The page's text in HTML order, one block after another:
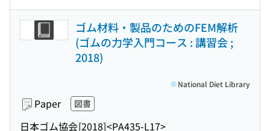
ゴム材料・製品のためのFEM解析
(ゴムの力学入門コース : 講習会 ;
2018)
Paper 図書
日本ゴム協会[2018]<PA435-L17>
National Diet Library